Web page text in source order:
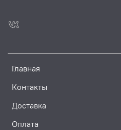
Главная
Контакты
Доставка
Оплата